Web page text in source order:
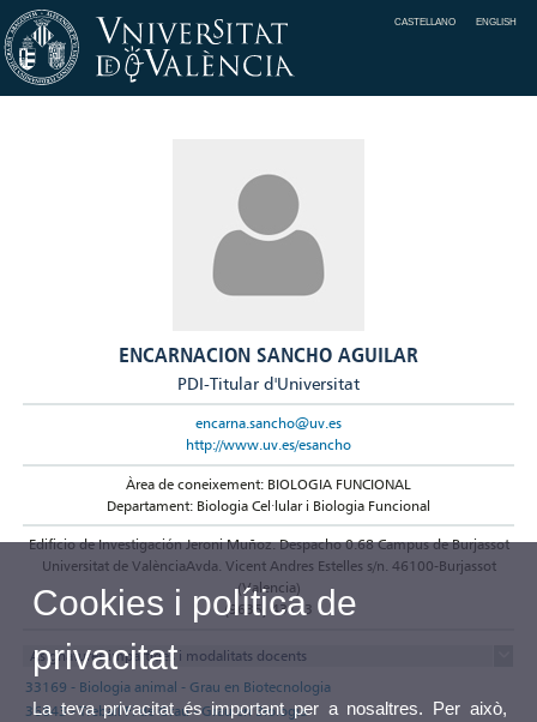
CASTELLANO ENGLISH
ENCARNACION SANCHO AGUILAR
PDI-Titular d'Universitat
encarna.sancho@uv.es
http://www.uv.es/esancho
Àrea de coneixement: BIOLOGIA FUNCIONAL
Departament: Biologia Cel·lular i Biologia Funcional
Edificio de Investigación Jeroni Muñoz. Despacho 0.68 Campus de Burjassot
Universitat de ValènciaAvda. Vicent Andres Estelles s/n. 46100-Burjassot
(Valencia)
(9635) 43173
Asignatures impartides i modalitats docents
33169 - Biologia animal - Grau en Biotecnologia
36843 - Treball Fi de Grau - Grau en Biologia
Cookies i política de
privacitat
La teva privacitat és important per a nosaltres. Per això,